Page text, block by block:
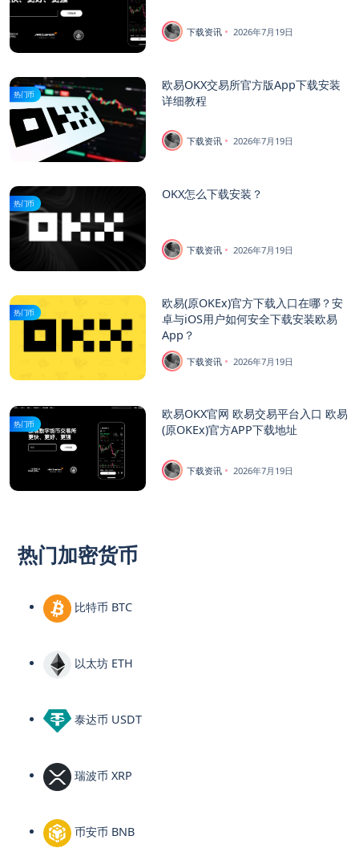
下载资讯 2026年7月19日
热门币
欧易OKX交易所官方版App下载安装
详细教程
下载资讯 2026年7月19日
热门币
OKX怎么下载安装？
下载资讯 2026年7月19日
热门币
欧易(原OKEx)官方下载入口在哪？安
卓与iOS用户如何安全下载安装欧易
App？
下载资讯 2026年7月19日
热门币
欧易OKX官网 欧易交易平台入口 欧易
(原OKEx)官方APP下载地址
下载资讯 2026年7月19日
热门加密货币
比特币 BTC
以太坊 ETH
泰达币 USDT
瑞波币 XRP
币安币 BNB